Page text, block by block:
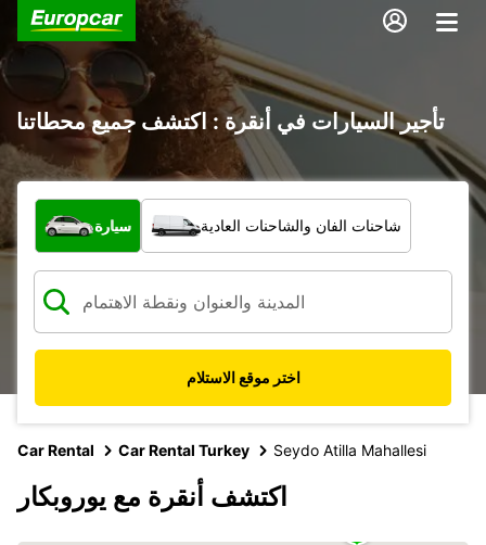
تأجير السيارات في أنقرة : اكتشف جميع محطاتنا
ما نوع المركبة؟
سيارة شاحنات الفان والشاحنات العادية
اختر موقع الاستلام
Car Rental Car Rental Turkey Seydo Atilla Mahallesi
اكتشف أنقرة مع يوروبكار